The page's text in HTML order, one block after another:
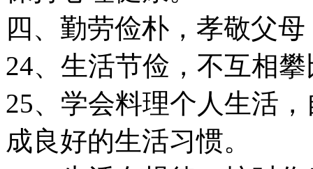
四、勤劳俭朴，孝敬父母
24、生活节俭，不互相
25、学会料理个人生活
成良好的生活习惯。